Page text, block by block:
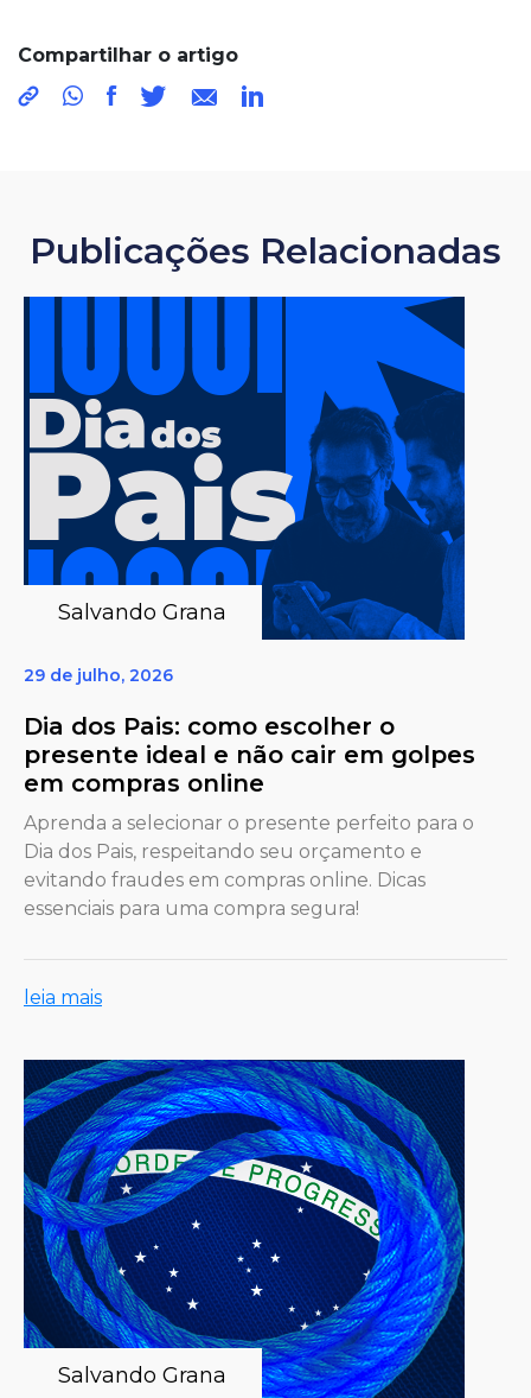
Compartilhar o artigo
Publicações Relacionadas
Salvando Grana
29 de julho, 2026
Dia dos Pais: como escolher o
presente ideal e não cair em golpes
em compras online
Aprenda a selecionar o presente perfeito para o
Dia dos Pais, respeitando seu orçamento e
evitando fraudes em compras online. Dicas
essenciais para uma compra segura!
leia mais
Salvando Grana